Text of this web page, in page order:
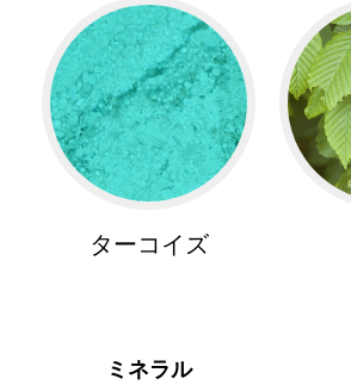
ターコイズ
ミネラル